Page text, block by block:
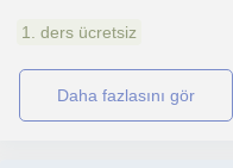
1. ders ücretsiz
daha fazlasını gör